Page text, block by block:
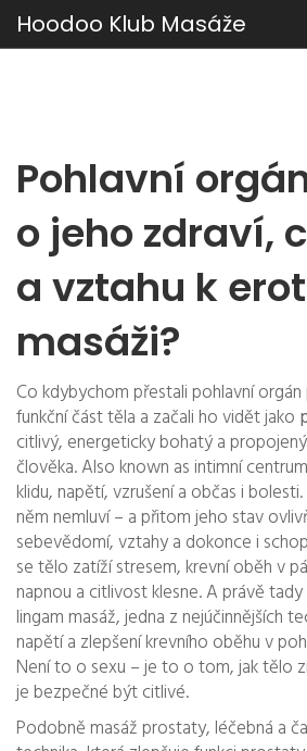
Hoodoo Klub Masáže
Pohlavní
o jeho zdraví,
a vztahu k
masáži?
Co kdybychom přestali pohlavní
funkční část těla a začali ho vidět jako
citlivý, energeticky bohatý a
člověka. Also known as intimní centrum
klidu, napětí, vzrušení a občas i
něm nemluví – a přitom jeho stav
sebevědomí, vztahy a dokonce i
se tělo zatíží stresem, krevní oběh v
napnou a citlivost klesne. A právě
lingam masáž,jedna z nejúčinnějších
napětí a zlepšení krevního oběhu v
Není to o sexu – je to o tom, jak tělo
je bezpečné být citlivé.
Podobně masáž prostaty, léčebná a